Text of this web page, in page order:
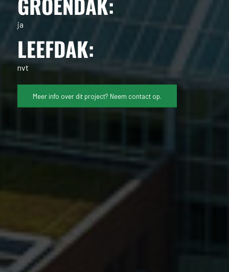
ja
LEEFDAK:
nvt
Meer info over dit project? Neem contact op.